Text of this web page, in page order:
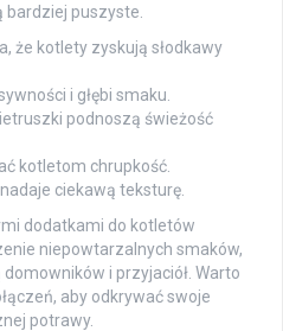
bardziej puszyste.
że kotlety zyskują słodkawy
i głębi smaku.
podnoszą świeżość
kotletom chrupkość.
ciekawą teksturę.
dodatkami do kotletów
niepowtarzalnych smaków,
i przyjaciół. Warto
aby odkrywać swoje
potrawy.